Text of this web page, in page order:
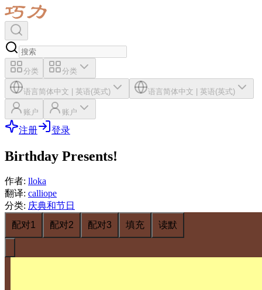
分类 分类
语言简体中文 | 英语(英式) 语言简体中文 | 英语(英式)
账户 账户
注册 登录
Birthday Presents!
作者: lloka
翻译: calliope
分类: 庆典和节日
配对1
配对2 配对3 填充 读默